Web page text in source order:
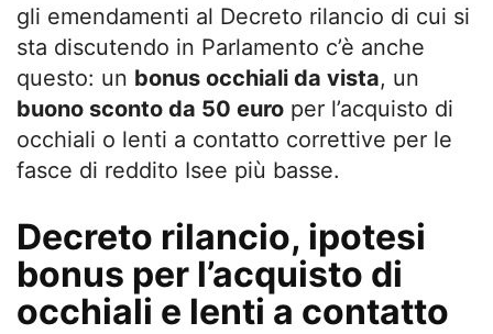
gli emendamenti al Decreto rilancio di cui si
sta discutendo in Parlamento c’è anche
questo: un bonus occhiali da vista, un
buono sconto da 50 euro per l’acquisto di
occhiali o lenti a contatto correttive per le
fasce di reddito Isee più basse.
Decreto rilancio, ipotesi
bonus per l’acquisto di
occhiali e lenti a contatto